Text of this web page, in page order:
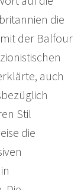
die
der Balfour
auch
Stil
die